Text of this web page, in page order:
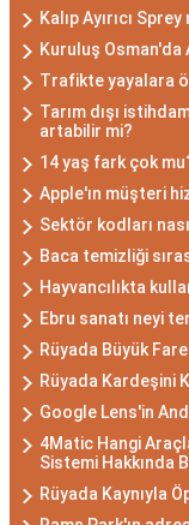
Kalıp Ayırıcı
Kuruluş Osman'da
Trafikte yayalara
Tarım dışı
artabilir mi?
14 yaş fark çok
Apple'ın müşteri
Sektör kodları
Baca temizliği
Hayvancılıkta
Ebru sanatı neyi
Rüyada Büyük
Rüyada Kardeşini
Google Lens'in
4Matic Hangi
Sistemi Hakkında
Rüyada Kaynıyla